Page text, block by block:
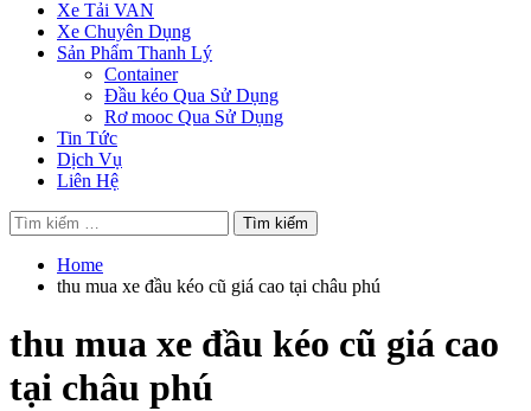
Xe Tải VAN
Xe Chuyên Dụng
Sản Phẩm Thanh Lý
Container
Đầu kéo Qua Sử Dụng
Rơ mooc Qua Sử Dụng
Tin Tức
Dịch Vụ
Liên Hệ
Tìm
kiếm
cho:
Home
thu mua xe đầu kéo cũ giá cao tại châu phú
thu mua xe đầu kéo cũ giá cao
tại châu phú